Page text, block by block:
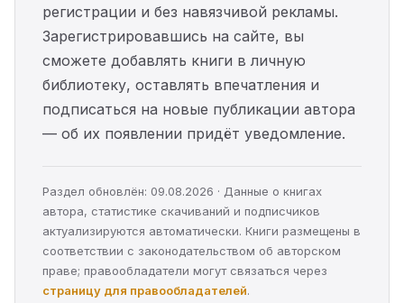
регистрации и без навязчивой рекламы.
Зарегистрировавшись на сайте, вы
сможете добавлять книги в личную
библиотеку, оставлять впечатления и
подписаться на новые публикации автора
— об их появлении придёт уведомление.
Раздел обновлён: 09.08.2026 · Данные о книгах
автора, статистике скачиваний и подписчиков
актуализируются автоматически. Книги размещены в
соответствии с законодательством об авторском
праве; правообладатели могут связаться через
страницу для правообладателей.